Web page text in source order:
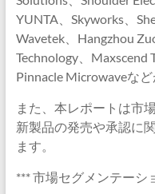
YUNTA、Skyworks、
Wavetek、Hangzhou
Technology、Maxscend
Pinnacle Microwaveなど
また、本レポートは市
新製品の発売や承認に
ます。
*** 市場セグメンテーシ